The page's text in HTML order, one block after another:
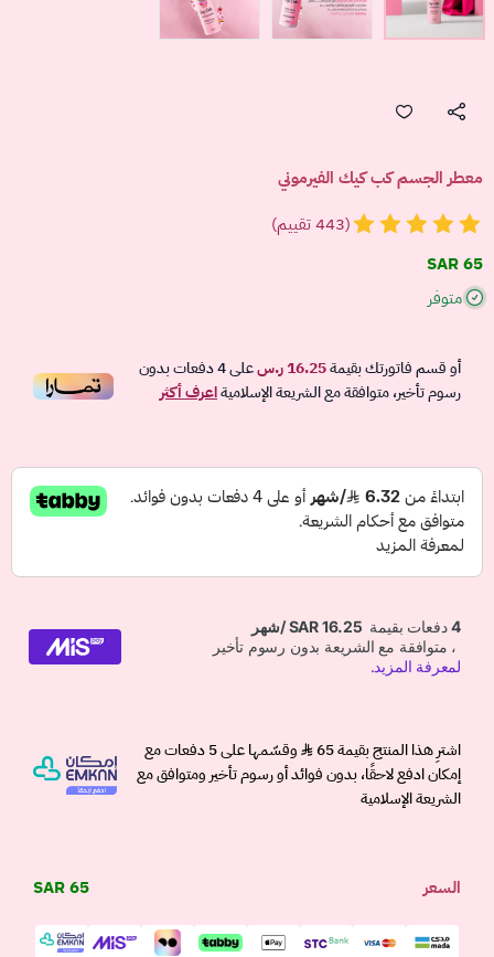
معطر الجسم كب كيك الفيرموني
(443 تقييم)
65 SAR
متوفر
أو قسم فاتورتك بقيمة16.25 ر.س على4دفعات بدون
رسوم تأخير، متوافقة مع الشريعة الإسلاميةاعرف أكثر
اشترِ هذا المنتج بقيمة 65
وقسّمها على 5 دفعات مع
إمكان ادفع لاحقًا، بدون فوائد أو رسوم تأخير ومتوافق مع
الشريعة الإسلامية
السعر 65 SAR